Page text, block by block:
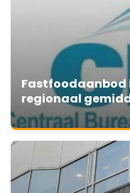
Fastfoodaanbod
regionaal